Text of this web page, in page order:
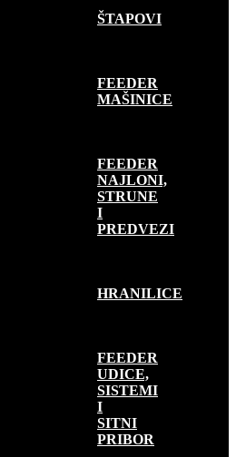
FEEDER RIBOLOV
ŠTAPOVI
FEEDER
MAŠINICE
FEEDER
NAJLONI,
STRUNE
I
PREDVEZI
HRANILICE
FEEDER
UDICE,
SISTEMI
I
SITNI
PRIBOR